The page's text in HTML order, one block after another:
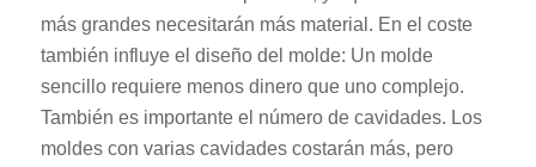
más grandes necesitarán más material. En el coste
también influye el diseño del molde: Un molde
sencillo requiere menos dinero que uno complejo.
También es importante el número de cavidades. Los
moldes con varias cavidades costarán más, pero